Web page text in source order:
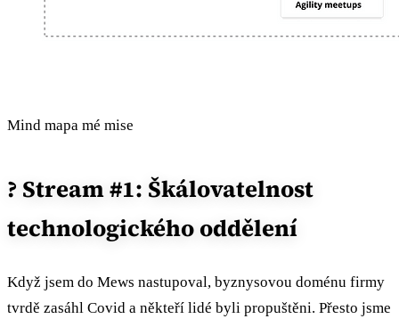
Mind mapa mé mise
? Stream #1: Škálovatelnost
technologického oddělení
Když jsem do Mews nastupoval, byznysovou doménu firmy
tvrdě zasáhl Covid a někteří lidé byli propuštěni. Přesto jsme